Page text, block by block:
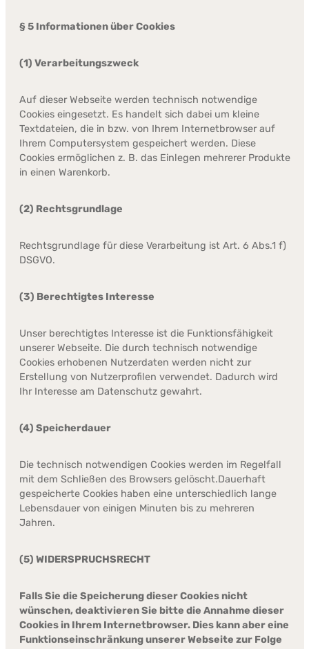
§ 5 Informationen über Cookies
(1) Verarbeitungszweck
Auf dieser Webseite werden technisch notwendige
Cookies eingesetzt. Es handelt sich dabei um kleine
Textdateien, die in bzw. von Ihrem Internetbrowser auf
Ihrem Computersystem gespeichert werden. Diese
Cookies ermöglichen z. B. das Einlegen mehrerer Produkte
in einen Warenkorb.
(2) Rechtsgrundlage
Rechtsgrundlage für diese Verarbeitung ist Art. 6 Abs.1 f)
DSGVO.
(3) Berechtigtes Interesse
Unser berechtigtes Interesse ist die Funktionsfähigkeit
unserer Webseite. Die durch technisch notwendige
Cookies erhobenen Nutzerdaten werden nicht zur
Erstellung von Nutzerprofilen verwendet. Dadurch wird
Ihr Interesse am Datenschutz gewahrt.
(4) Speicherdauer
Die technisch notwendigen Cookies werden im Regelfall
mit dem Schließen des Browsers gelöscht.Dauerhaft
gespeicherte Cookies haben eine unterschiedlich lange
Lebensdauer von einigen Minuten bis zu mehreren
Jahren.
(5) WIDERSPRUCHSRECHT
Falls Sie die Speicherung dieser Cookies nicht
wünschen, deaktivieren Sie bitte die Annahme dieser
Cookies in Ihrem Internetbrowser. Dies kann aber eine
Funktionseinschränkung unserer Webseite zur Folge